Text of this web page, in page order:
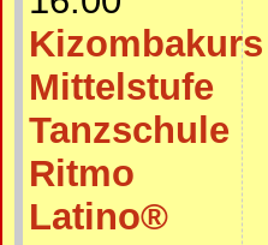
Kizombakurs
Mittelstufe
Tanzschule
Ritmo
Latino®